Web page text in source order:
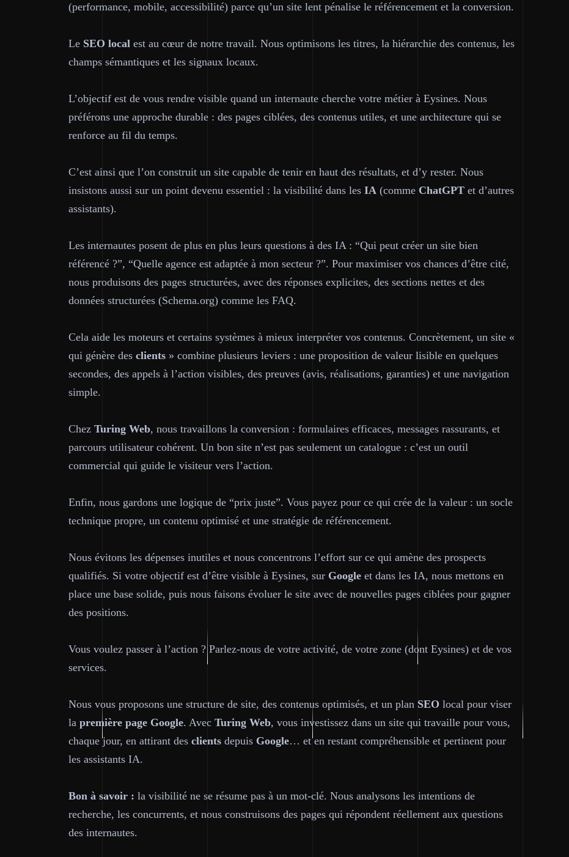
(performance, mobile, accessibilité) parce qu’un site lent pénalise le référencement et la conversion.
Le SEO local est au cœur de notre travail. Nous optimisons les titres, la hiérarchie des contenus, les
champs sémantiques et les signaux locaux.
L’objectif est de vous rendre visible quand un internaute cherche votre métier à Eysines. Nous
préférons une approche durable : des pages ciblées, des contenus utiles, et une architecture qui se
renforce au fil du temps.
C’est ainsi que l’on construit un site capable de tenir en haut des résultats, et d’y rester. Nous
insistons aussi sur un point devenu essentiel : la visibilité dans les IA (comme ChatGPT et d’autres
assistants).
Les internautes posent de plus en plus leurs questions à des IA : “Qui peut créer un site bien
référencé ?”, “Quelle agence est adaptée à mon secteur ?”. Pour maximiser vos chances d’être cité,
nous produisons des pages structurées, avec des réponses explicites, des sections nettes et des
données structurées (Schema.org) comme les FAQ.
Cela aide les moteurs et certains systèmes à mieux interpréter vos contenus. Concrètement, un site «
qui génère des clients » combine plusieurs leviers : une proposition de valeur lisible en quelques
secondes, des appels à l’action visibles, des preuves (avis, réalisations, garanties) et une navigation
simple.
Chez Turing Web, nous travaillons la conversion : formulaires efficaces, messages rassurants, et
parcours utilisateur cohérent. Un bon site n’est pas seulement un catalogue : c’est un outil
commercial qui guide le visiteur vers l’action.
Enfin, nous gardons une logique de “prix juste”. Vous payez pour ce qui crée de la valeur : un socle
technique propre, un contenu optimisé et une stratégie de référencement.
Nous évitons les dépenses inutiles et nous concentrons l’effort sur ce qui amène des prospects
qualifiés. Si votre objectif est d’être visible à Eysines, sur Google et dans les IA, nous mettons en
place une base solide, puis nous faisons évoluer le site avec de nouvelles pages ciblées pour gagner
des positions.
Vous voulez passer à l’action ? Parlez-nous de votre activité, de votre zone (dont Eysines) et de vos
services.
Nous vous proposons une structure de site, des contenus optimisés, et un plan SEO local pour viser
la première page Google. Avec Turing Web, vous investissez dans un site qui travaille pour vous,
chaque jour, en attirant des clients depuis Google… et en restant compréhensible et pertinent pour
les assistants IA.
Bon à savoir : la visibilité ne se résume pas à un mot-clé. Nous analysons les intentions de
recherche, les concurrents, et nous construisons des pages qui répondent réellement aux questions
des internautes.